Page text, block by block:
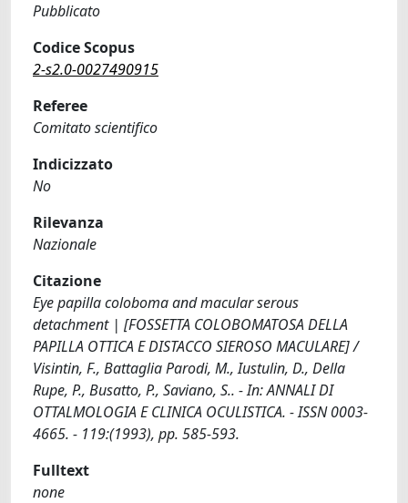
Pubblicato
Codice Scopus
2-s2.0-0027490915
Referee
Comitato scientifico
Indicizzato
No
Rilevanza
Nazionale
Citazione
Eye papilla coloboma and macular serous
detachment | [FOSSETTA COLOBOMATOSA DELLA
PAPILLA OTTICA E DISTACCO SIEROSO MACULARE] /
Visintin, F., Battaglia Parodi, M., Iustulin, D., Della
Rupe, P., Busatto, P., Saviano, S.. - In: ANNALI DI
OTTALMOLOGIA E CLINICA OCULISTICA. - ISSN 0003-
4665. - 119:(1993), pp. 585-593.
Fulltext
none